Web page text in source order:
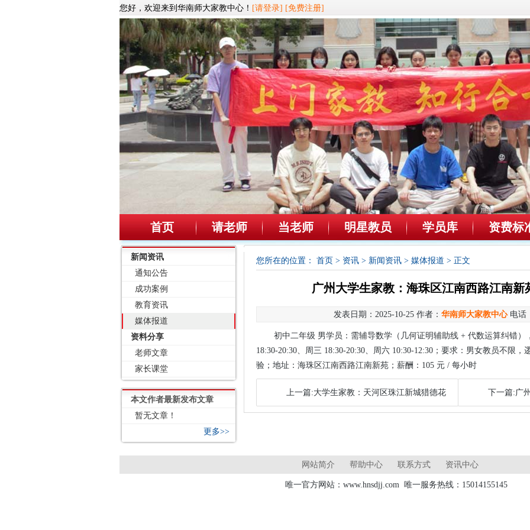
您好，欢迎来到华南师大家教中心！ [请登录] [免费注册]
首页 请老师 当老师 明星教员 学员库 资费标
新闻资讯
通知公告
成功案例
教育资讯
媒体报道
资料分享
老师文章
家长课堂
本文作者最新发布文章
暂无文章！
更多>>
您所在的位置： 首页 > 资讯 > 新闻资讯 > 媒体报道 > 正文
广州大学生家教：海珠区江南西路江南新
发表日期：2025-10-25 作者： 华南师大家教中心电话
初中二年级 男学员：需辅导数学（几何证明辅助线 + 代数运算纠错）
18:30-20:30、周三 18:30-20:30、周六 10:30-12:30；要求：男女教员不限
验；地址：海珠区江南西路江南新苑；薪酬：105 元 / 每小时
上一篇:大学生家教：天河区珠江新城猎德花 下一篇:广
网站简介 帮助中心 联系方式 资讯中心
唯一官方网站：www.hnsdjj.com 唯一服务热线：15014155145